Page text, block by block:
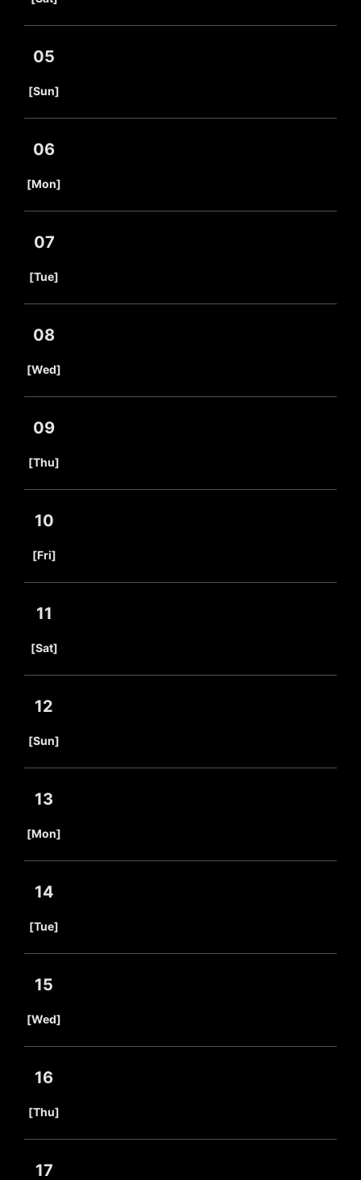
05
[Sun]
06
[Mon]
07
[Tue]
08
[Wed]
09
[Thu]
10
[Fri]
11
[Sat]
12
[Sun]
13
[Mon]
14
[Tue]
15
[Wed]
16
[Thu]
17